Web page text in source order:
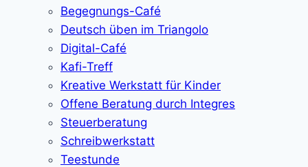
Begegnungs-Café
Deutsch üben im Triangolo
Digital-Café
Kafi-Treff
Kreative Werkstatt für Kinder
Offene Beratung durch Integres
Steuerberatung
Schreibwerkstatt
Teestunde